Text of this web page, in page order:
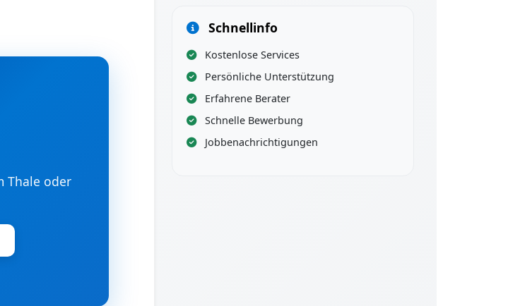
Thale oder
Schnellinfo
Kostenlose Services
Persönliche Unterstützung
Erfahrene Berater
Schnelle Bewerbung
Jobbenachrichtigungen